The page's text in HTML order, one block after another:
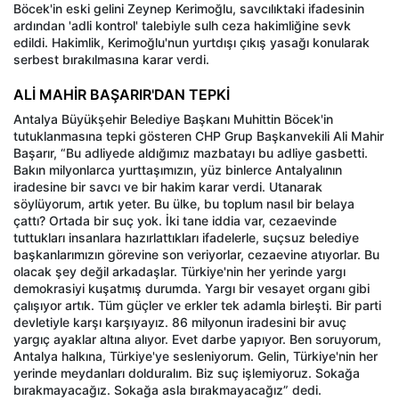
Böcek'in eski gelini Zeynep Kerimoğlu, savcılıktaki ifadesinin
ardından 'adli kontrol' talebiyle sulh ceza hakimliğine sevk
edildi. Hakimlik, Kerimoğlu'nun yurtdışı çıkış yasağı konularak
serbest bırakılmasına karar verdi.
ALİ MAHİR BAŞARIR'DAN TEPKİ
Antalya Büyükşehir Belediye Başkanı Muhittin Böcek'in
tutuklanmasına tepki gösteren CHP Grup Başkanvekili Ali Mahir
Başarır, “Bu adliyede aldığımız mazbatayı bu adliye gasbetti.
Bakın milyonlarca yurttaşımızın, yüz binlerce Antalyalının
iradesine bir savcı ve bir hakim karar verdi. Utanarak
söylüyorum, artık yeter. Bu ülke, bu toplum nasıl bir belaya
çattı? Ortada bir suç yok. İki tane iddia var, cezaevinde
tuttukları insanlara hazırlattıkları ifadelerle, suçsuz belediye
başkanlarımızın görevine son veriyorlar, cezaevine atıyorlar. Bu
olacak şey değil arkadaşlar. Türkiye'nin her yerinde yargı
demokrasiyi kuşatmış durumda. Yargı bir vesayet organı gibi
çalışıyor artık. Tüm güçler ve erkler tek adamla birleşti. Bir parti
devletiyle karşı karşıyayız. 86 milyonun iradesini bir avuç
yargıç ayaklar altına alıyor. Evet darbe yapıyor. Ben soruyorum,
Antalya halkına, Türkiye'ye sesleniyorum. Gelin, Türkiye'nin her
yerinde meydanları dolduralım. Biz suç işlemiyoruz. Sokağa
bırakmayacağız. Sokağa asla bırakmayacağız” dedi.